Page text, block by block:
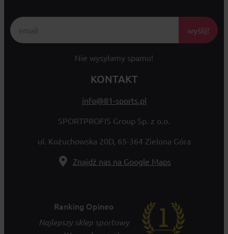
wyślij!
Nie wysyłamy spamu!
KONTAKT
info@81-sports.pl
SPORTPROFIS Group Sp. z o.o.
ul. Kożuchowska 20D, 65-364 Zielona Góra
Znajdź nas na Google Maps
Ranking Opineo
Najlepszy sklep sportowy